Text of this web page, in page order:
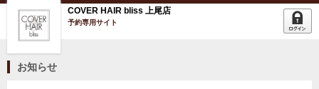
COVER HAIR bliss 上尾店
予約専用サイト
お知らせ